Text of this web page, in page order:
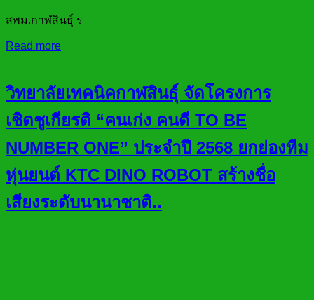
สพม.กาฬสินธุ์ ร
Read more
วิทยาลัยเทคนิคกาฬสินธุ์ จัดโครงการ
เชิดชูเกียรติ “คนเก่ง คนดี TO BE
NUMBER ONE” ประจำปี 2568 ยกย่องทีม
หุ่นยนต์ KTC DINO ROBOT สร้างชื่อ
เสียงระดับนานาชาติ..